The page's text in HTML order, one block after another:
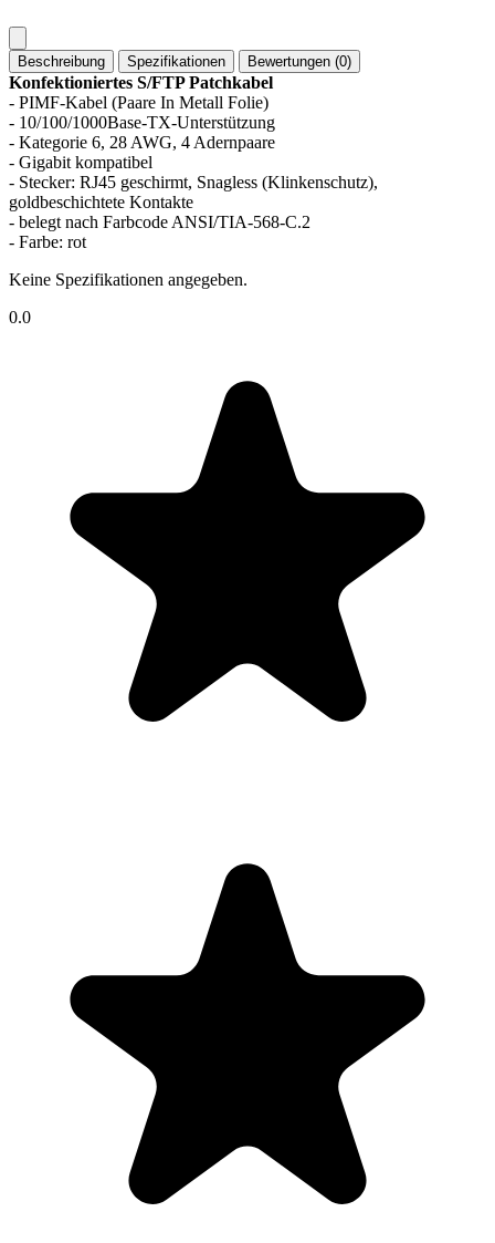
Beschreibung Spezifikationen Bewertungen (0)
Konfektioniertes S/FTP Patchkabel
- PIMF-Kabel (Paare In Metall Folie)
- 10/100/1000Base-TX-Unterstützung
- Kategorie 6, 28 AWG, 4 Adernpaare
- Gigabit kompatibel
- Stecker: RJ45 geschirmt, Snagless (Klinkenschutz),
goldbeschichtete Kontakte
- belegt nach Farbcode ANSI/TIA-568-C.2
- Farbe: rot
Keine Spezifikationen angegeben.
0.0